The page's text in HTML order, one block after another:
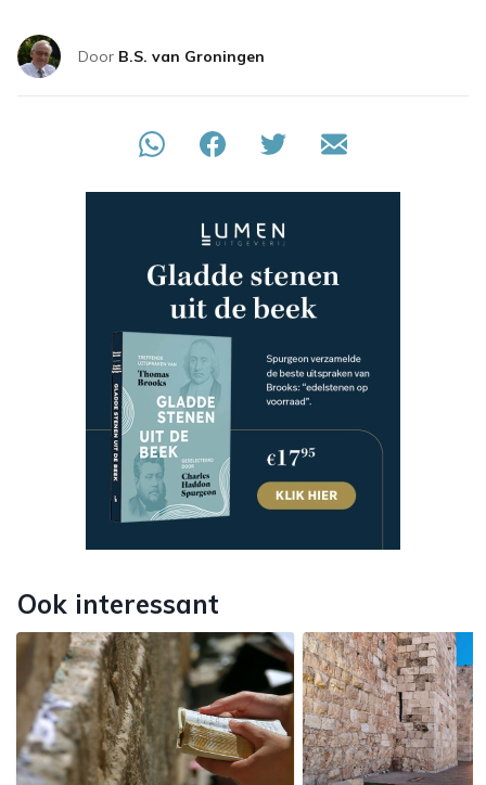
Door B.S. van Groningen
Ook interessant